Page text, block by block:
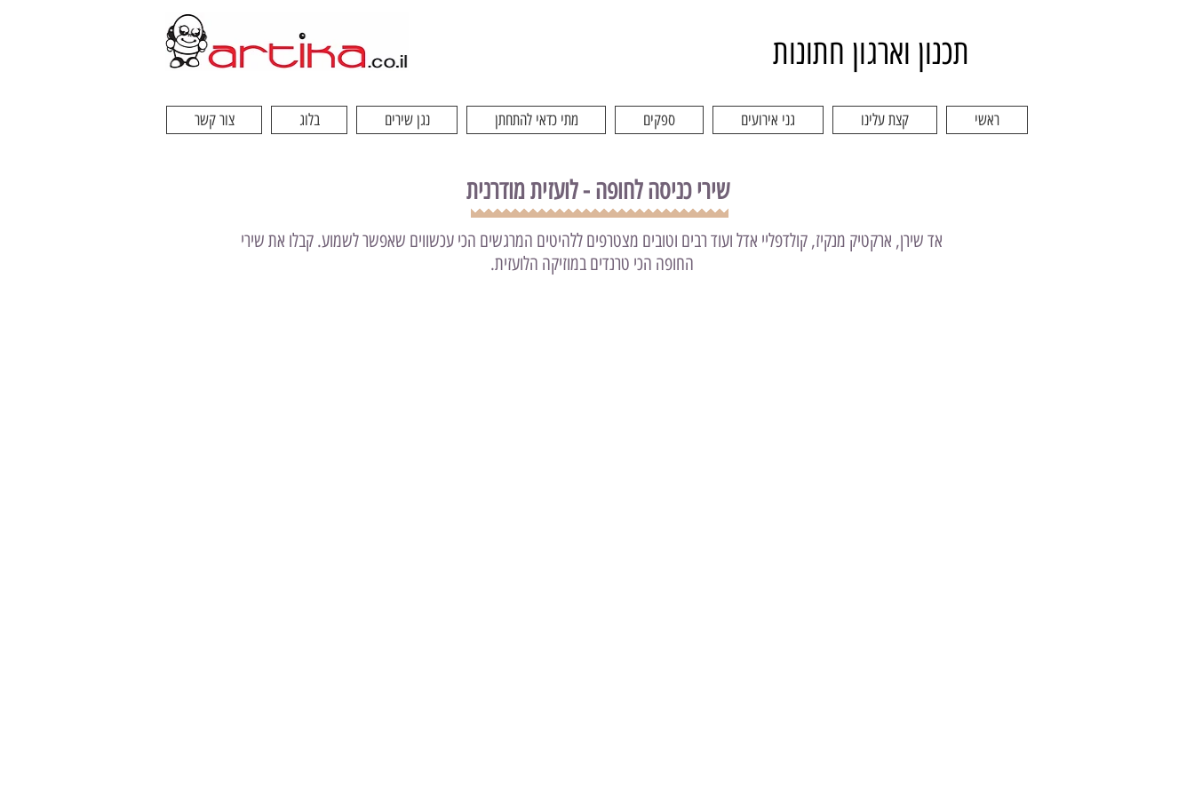
תכנון וארגון חתונות
ראשי קצת עלינו גני אירועים ספקים מתי כדאי להתחתן נגן שירים בלוג צור קשר
שירי כניסה לחופה - לועזית מודרנית
אד שירן, ארקטיק מנקיז, קולדפליי אדל ועוד רבים וטובים מצטרפים ללהיטים המרגשים הכי עכשווים שאפשר לשמוע. קבלו את שירי
החופה הכי טרנדים במוזיקה הלועזית.